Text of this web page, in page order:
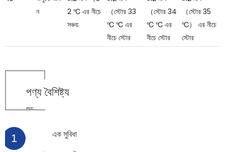
ন
2 ℃ এর নীচে
সঞ্চয়
（স্টোর 33
℃ ℃ এর
নীচে স্টোর
（স্টোর 34
℃ ℃ এর
নীচে স্টোর
（স্টোর 35
℃） এর নীচে
স্টোর
পণ্যবৈশিষ্ট্য
শুড
1 এক সুবিধা